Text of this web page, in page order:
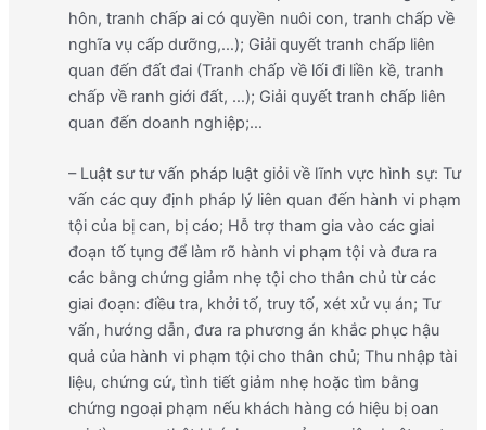
hôn, tranh chấp ai có quyền nuôi con, tranh chấp về
nghĩa vụ cấp dưỡng,…); Giải quyết tranh chấp liên
quan đến đất đai (Tranh chấp về lối đi liền kề, tranh
chấp về ranh giới đất, …); Giải quyết tranh chấp liên
quan đến doanh nghiệp;…
– Luật sư tư vấn pháp luật giỏi về lĩnh vực hình sự: Tư
vấn các quy định pháp lý liên quan đến hành vi phạm
tội của bị can, bị cáo; Hỗ trợ tham gia vào các giai
đoạn tố tụng để làm rõ hành vi phạm tội và đưa ra
các bằng chứng giảm nhẹ tội cho thân chủ từ các
giai đoạn: điều tra, khởi tố, truy tố, xét xử vụ án; Tư
vấn, hướng dẫn, đưa ra phương án khắc phục hậu
quả của hành vi phạm tội cho thân chủ; Thu nhập tài
liệu, chứng cứ, tình tiết giảm nhẹ hoặc tìm bằng
chứng ngoại phạm nếu khách hàng có hiệu bị oan